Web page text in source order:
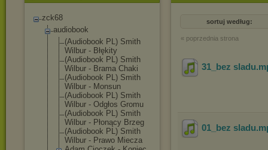
zck68
audiobook
(Audiobook PL) Smith
Wilbur - Błękity
(Audiobook PL) Smith
Wilbur - Brama Chaki
(Audiobook PL) Smith
Wilbur - Monsun
(Audiobook PL) Smith
Wilbur - Odgłos Gromu
(Audiobook PL) Smith
Wilbur - Płonący Brzeg
(Audiobook PL) Smith
Wilbur - Prawo Miecza
sortuj według:
« poprzednia strona
31_bez sladu
01_bez sladu